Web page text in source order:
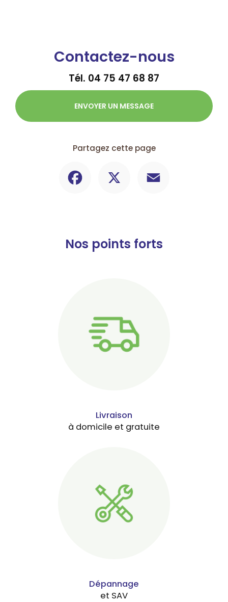
Contactez-nous
Tél. 04 75 47 68 87
ENVOYER UN MESSAGE
Partagez cette page
Nos points forts
Livraison
à domicile et gratuite
Dépannage
et SAV